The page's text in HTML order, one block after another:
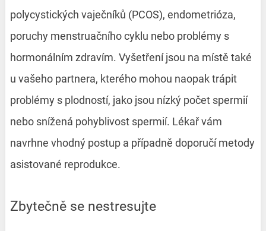
polycystických vaječníků (PCOS), endometrióza,
poruchy menstruačního cyklu nebo problémy s
hormonálním zdravím. Vyšetření jsou na místě také
u vašeho partnera, kterého mohou naopak trápit
problémy s plodností, jako jsou nízký počet spermií
nebo snížená pohyblivost spermií. Lékař vám
navrhne vhodný postup a případně doporučí metody
asistované reprodukce.
Zbytečně se nestresujte